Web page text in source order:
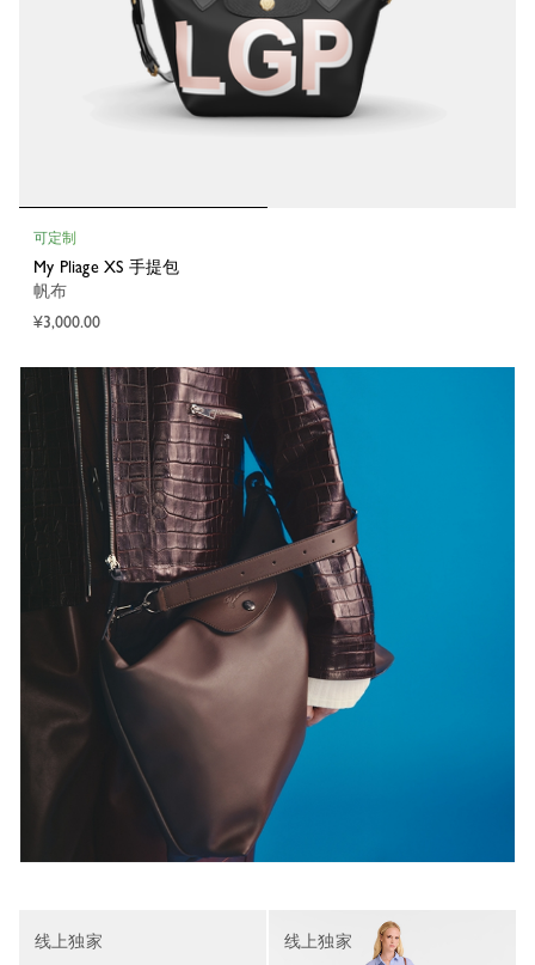
可定制
My Pliage XS 手提包
帆布
¥3,000.00
线上独家 线上独家